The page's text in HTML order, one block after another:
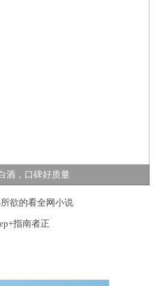
酒，口碑好质量
欲的看全网小说
指南者正